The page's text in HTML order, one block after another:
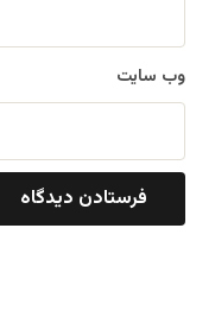
وب‌ سایت